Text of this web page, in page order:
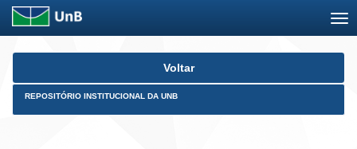
Skip
Voltar
REPOSITÓRIO INSTITUCIONAL DA UNB